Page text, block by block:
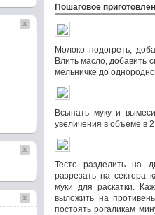
Пошаговое
Молоко подогреть,
Влить масло, добавить
мельничке до
Всыпать муку и
увеличения в объеме в
Тесто разделить на
разрезать на сектора
муки для раскатки.
выложить на
постоять рогаликам